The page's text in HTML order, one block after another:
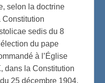
selon la doctrine
Constitution
sedis du 8
du pape
à l’Église
dans la Constitution
25 décembre 1904,